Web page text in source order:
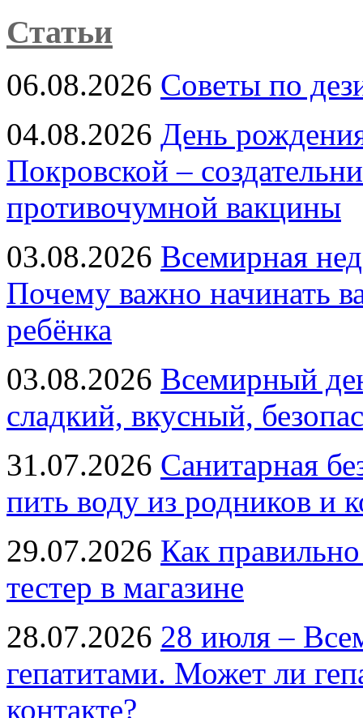
Статьи
06.08.2026 Советы по
04.08.2026 День
Покровской –
противочумной вакцины
03.08.2026 Всемирная
Почему важно начинать
ребёнка
03.08.2026 Всемирный
сладкий, вкусный,
31.07.2026 Санитарная
пить воду из родников и
29.07.2026 Как
тестер в магазине
28.07.2026 28 июля –
гепатитами. Может ли
контакте?